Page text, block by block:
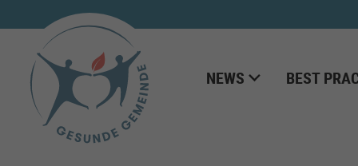
NEWS BEST